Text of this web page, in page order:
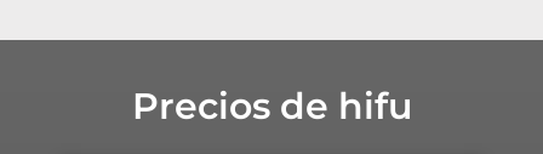
Precios de hifu